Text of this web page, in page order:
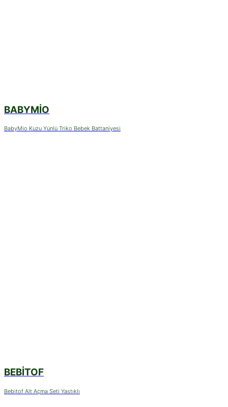
BABYMIO
BabyMio Kuzu Yünlü Triko Bebek Battaniyesi
BEBITOF
Bebitof Alt Açma Seti Yastıklı